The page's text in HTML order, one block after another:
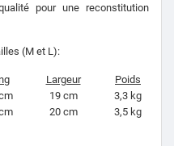
pour une reconstitution
(M et L):
Largeur
Poids
19 cm
3,3 kg
20 cm 3,5 kg